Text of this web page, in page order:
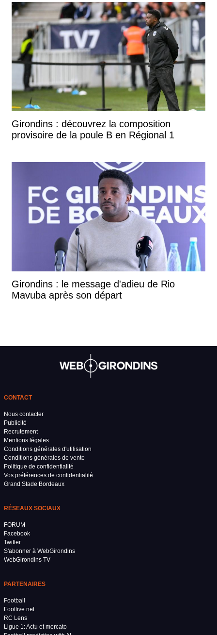
Girondins : découvrez la composition
provisoire de la poule B en Régional 1
Girondins : le message d'adieu de Rio
Mavuba après son départ
CONTACT
Nous contacter
Publicité
Recrutement
Mentions légales
Conditions générales d'utilisation
Conditions générales de vente
Politique de confidentialité
Vos préférences de confidentialité
Grand Stade Bordeaux
RÉSEAUX SOCIAUX
FORUM
Facebook
Twitter
S'abonner à WebGirondins
WebGirondins TV
PARTENAIRES
Football
Footlive.net
RC Lens
Ligue 1: Actu et mercato